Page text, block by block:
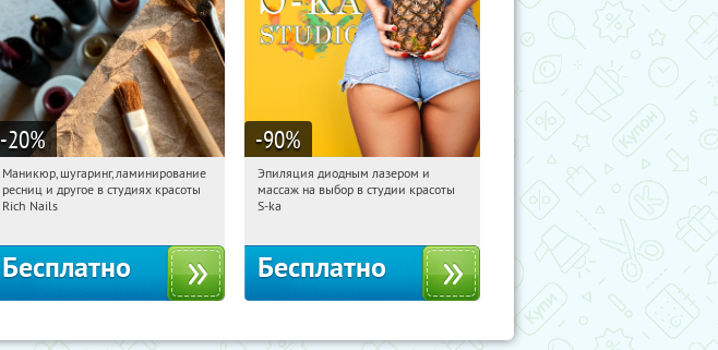
-20%
16:29:05 Получили:193
Юго-Западная
Маникюр, шугаринг, ламинирование
ресниц и другое в студиях красоты
Rich Nails
Бесплатно
-90%
16:29:05 Получили:
Таганская
Эпиляция диодным лазером и
массаж на выбор в студии красоты
S-ka
Бесплатно